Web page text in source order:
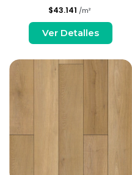
$43.141 /m²
Ver Detalles